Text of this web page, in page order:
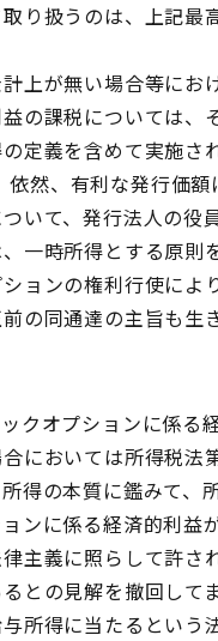
り扱うのは、上記最
上が無い場合等にお
の課税については、
定義を含めて実施さ
然、有利な発行価額
いて、発行法人の役
一時所得とする原則
ョンの権利行使によ
の同通達の主旨も生
オプションに係る
においては所得税法
得の本質に鑑みて、
ンに係る経済的利益
主義に照らして許さ
との見解を撤回して
所得に当たるという